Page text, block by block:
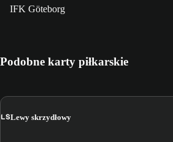
IFK Göteborg
Podobne karty piłkarskie
LSLewy skrzydłowy